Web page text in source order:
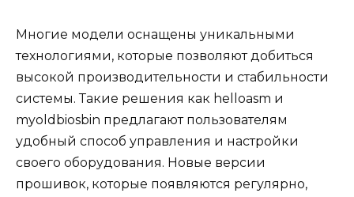
Многие модели оснащены уникальными
технологиями, которые позволяют добиться
высокой производительности и стабильности
системы. Такие решения как helloasm и
myoldbiosbin предлагают пользователям
удобный способ управления и настройки
своего оборудования. Новые версии
прошивок, которые появляются регулярно,